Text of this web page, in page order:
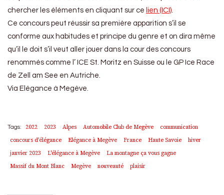
chercher les éléments en cliquant sur ce lien (ICI).
Ce concours peut réussir sa première apparition s’il se
conforme aux habitudes et principe du genre et on dira même
qu’il le doit s’il veut aller jouer dans la cour des concours
renommés comme l’ ICE St. Moritz en Suisse ou le GP Ice Race
de Zell am See en Autriche.
Via Elégance à Megève.
Tags: 2022 2023 Alpes Automobile Club de Megève
communication
concours d'élégance
Elégance à Megève France Haute Savoie
hiver
janvier 2023
L'élégance à Megève
La montagne ça vous gagne
Massif du Mont Blanc
Megève nouveauté plaisir